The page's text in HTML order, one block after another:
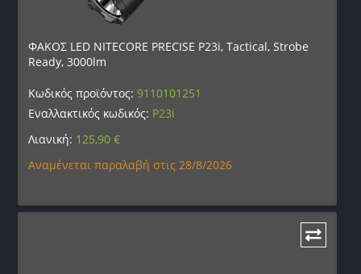
ΦΑΚΟΣ LED NITECORE PRECISE P23i, Tactical, Strobe
Ready, 3000lm
Κωδικός προϊόντος:9110101251
Εναλλακτικός κωδικός: P23i
Λιανική: 125,90€
Αναμένεται παραλαβή στις 28/8/2026